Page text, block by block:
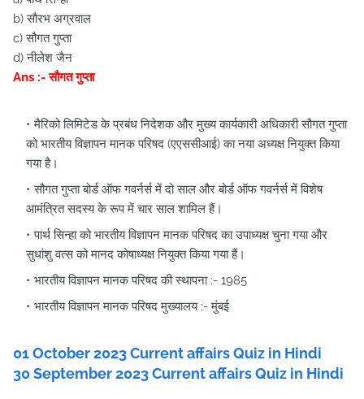
b) सौरभ अग्रवाल
c) सौगत गुप्ता
d) नीलेश जैन
Ans :- सौगत गुप्ता
मैरिको लिमिटेड के प्रबंध निदेशक और मुख्य कार्यकारी अधिकारी सौगत गुप्ता
को भारतीय विज्ञापन मानक परिषद (एएससीआई) का नया अध्यक्ष नियुक्त किया
गया है।
सौगत गुप्ता बोर्ड ऑफ गवर्नर्स में दो साल और बोर्ड ऑफ गवर्नर्स में विशेष
आमंत्रित सदस्य के रूप में चार साल शामिल हैं।
पार्थ सिन्हा को भारतीय विज्ञापन मानक परिषद का उपाध्यक्ष चुना गया और
सुधांशु वत्स को मानद कोषाध्यक्ष नियुक्त किया गया हैं।
भारतीय विज्ञापन मानक परिषद की स्थापना :- 1985
भारतीय विज्ञापन मानक परिषद मुख्यालय :- मुंबई
01October2023 Current affairs Quiz in Hindi
30September2023 Current affairs Quiz in Hindi